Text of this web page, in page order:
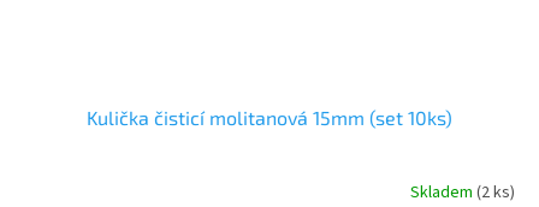
Kulička čisticí molitanová 15mm (set 10ks)
Skladem (2 ks)